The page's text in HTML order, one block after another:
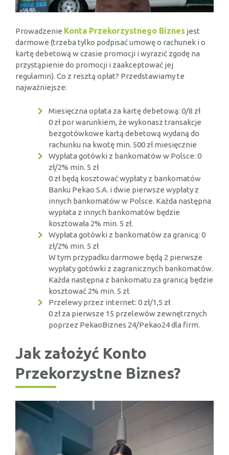
Prowadzenie Konta Przekorzystnego Biznes jest
darmowe (trzeba tylko podpisać umowę o rachunek i o
kartę debetową w czasie promocji i wyrazić zgodę na
przystąpienie do promocji i zaakceptować jej
regulamin). Co z resztą opłat? Przedstawiamy te
najważniejsze:
Miesięczna opłata za kartę debetową: 0/8 zł
0 zł por warunkiem, że wykonasz transakcje
bezgotówkowe kartą debetową wydaną do
rachunku na kwotę min. 500 zł miesięcznie
Wypłata gotówki z bankomatów w Polsce: 0
zł/2% min. 5 zł
0 zł będą kosztować wypłaty z bankomatów
Banku Pekao S.A. i dwie pierwsze wypłaty z
innych bankomatów w Polsce. Każda następna
wypłata z innych bankomatów będzie
kosztowała 2% min. 5 zł.
Wypłata gotówki z bankomatów za granicą: 0
zł/2% min. 5 zł
W tym przypadku darmowe będą 2 pierwsze
wypłaty gotówki z zagranicznych bankomatów.
Każda następna z bankomatu za granicą będzie
kosztować 2% min. 5 zł.
Przelewy przez internet: 0 zł/1,5 zł
0 zł za pierwsze 15 przelewów zewnętrznych
poprzez PekaoBiznes 24/Pekao24 dla firm.
Jak założyć Konto
Przekorzystne Biznes?